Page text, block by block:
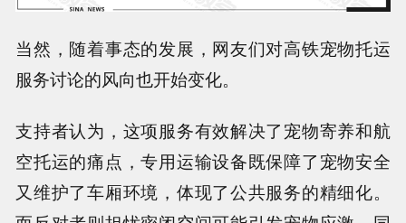
当然，随着事态的发展， 网友们对高铁宠物托运
服务讨论的风向也开始变化。
支持者认为，这项服务有效解决了宠物寄养和航
空托运的痛点，专用运输设备既保障了宠物安全
又维护了车厢环境，体现了公共服务的精细化。